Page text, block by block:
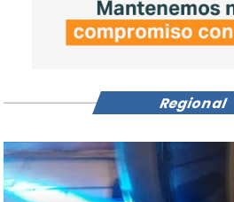
Regional